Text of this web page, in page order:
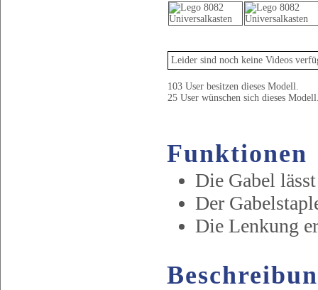
Leider sind noch keine Videos
103 User besitzen dieses Modell.
25 User wünschen sich dieses
Funktionen
Die Gabel
Der
Die Lenkung